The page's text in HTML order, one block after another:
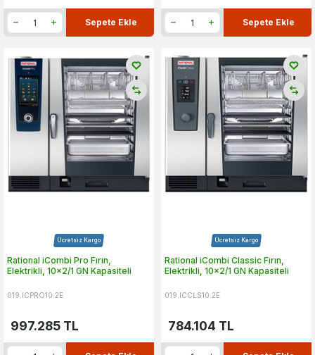
Sepete Ekle Sepete Ekle
Ücretsiz Kargo
Rational iCombi Pro Fırın,
Elektrikli, 10x2/1 GN Kapasiteli
019.ICPRO10.2E
997.285 TL
Ücretsiz Kargo
Rational iCombi Classic Fırın,
Elektrikli, 10x2/1 GN Kapasiteli
019.ICCLS10.2E
784.104 TL